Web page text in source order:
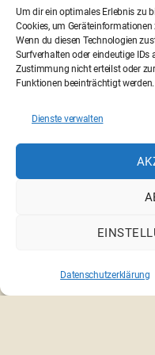
Um dir ein optimales Erlebnis zu
Cookies, um
Wenn du diesen Technologien
Surfverhalten oder eindeutige IDs
Zustimmung nicht erteilst oder
Funktionen beeinträchtigt werden.
Dienste verwalten
Datenschutzerklärung
← StarWars –
© 2026 filmothek der
Emscherstr. 71 | 47137